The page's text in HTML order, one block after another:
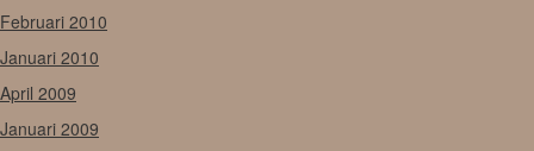
Februari 2010
Januari 2010
April 2009
Januari 2009